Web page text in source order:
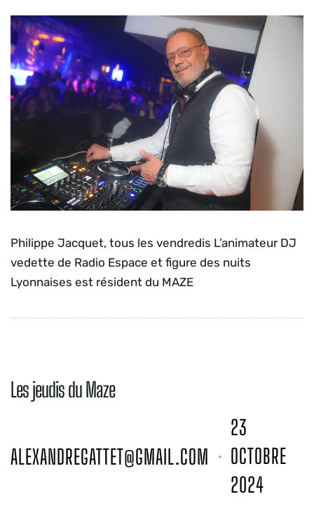
Philippe Jacquet, tous les vendredis L’animateur DJ
vedette de Radio Espace et figure des nuits
Lyonnaises est résident du MAZE
Les jeudis du Maze
ALEXANDREGATTET@GMAIL.COM
23
OCTOBRE
2024